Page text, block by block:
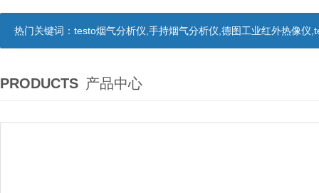
热门关键词： testo烟气分析仪,手持烟气分析仪,德图工业红外热像仪
PRODUCTS 产品中心